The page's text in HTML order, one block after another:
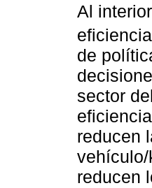
Al
de
sector
reducen
vehículo/
reducen